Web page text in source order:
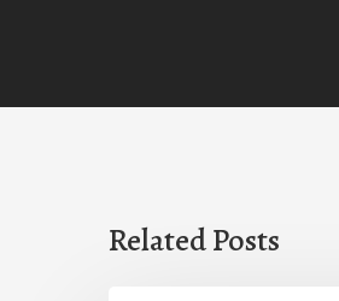
Related Posts